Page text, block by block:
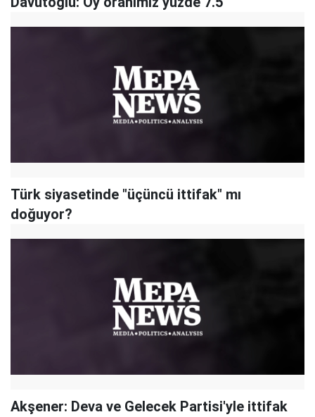
Türk siyasetinde "üçüncü ittifak" mı
doğuyor?
Akşener: Deva ve Gelecek Partisi'yle ittifak